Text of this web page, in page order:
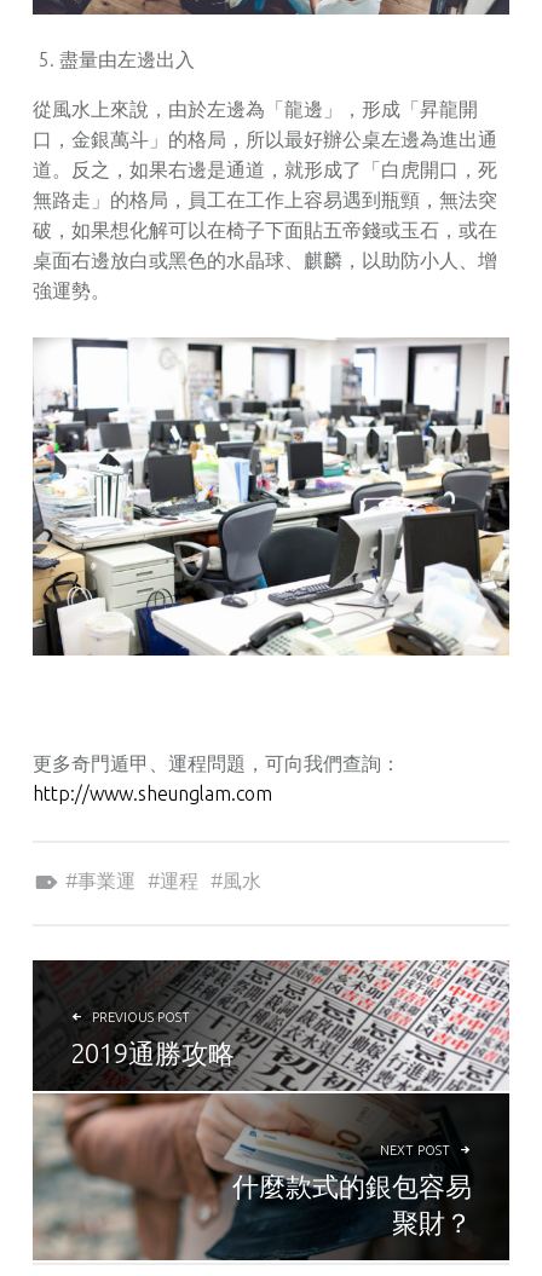
盡量由左邊出入
從風水上來說，由於左邊為「龍邊」，形成「昇龍開
口，金銀萬斗」的格局，所以最好辦公桌左邊為進出通
道。反之，如果右邊是通道，就形成了「白虎開口，死
無路走」的格局，員工在工作上容易遇到瓶頸，無法突
破，如果想化解可以在椅子下面貼五帝錢或玉石，或在
桌面右邊放白或黑色的水晶球、麒麟，以助防小人、增
強運勢。
更多奇門遁甲、運程問題，可向我們查詢：
http://www.sheunglam.com
事業運
運程 風水
POST NAVIGATION
PREVIOUS POST
2019通勝攻略
NEXT POST
什麼款式的銀包容易
聚財？